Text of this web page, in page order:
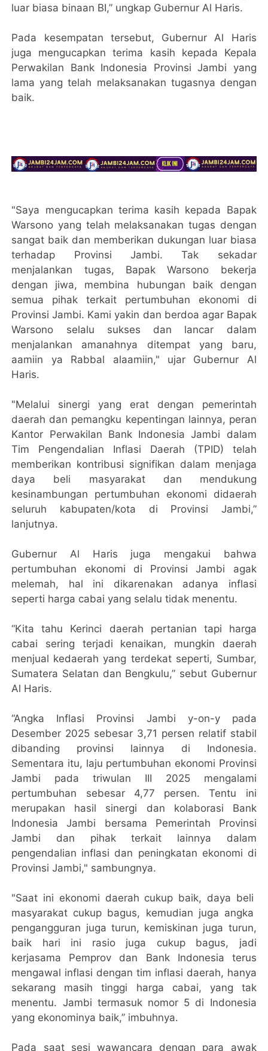
luar biasa binaan BI,” ungkap Gubernur Al Haris.
Pada kesempatan tersebut, Gubernur Al Haris
juga mengucapkan terima kasih kepada Kepala
Perwakilan Bank Indonesia Provinsi Jambi yang
lama yang telah melaksanakan tugasnya dengan
baik.
"Saya mengucapkan terima kasih kepada Bapak
Warsono yang telah melaksanakan tugas dengan
sangat baik dan memberikan dukungan luar biasa
terhadap Provinsi Jambi. Tak sekadar
menjalankan tugas, Bapak Warsono bekerja
dengan jiwa, membina hubungan baik dengan
semua pihak terkait pertumbuhan ekonomi di
Provinsi Jambi. Kami yakin dan berdoa agar Bapak
Warsono selalu sukses dan lancar dalam
menjalankan amanahnya ditempat yang baru,
aamiin ya Rabbal alaamiin," ujar Gubernur Al
Haris.
"Melalui sinergi yang erat dengan pemerintah
daerah dan pemangku kepentingan lainnya, peran
Kantor Perwakilan Bank Indonesia Jambi dalam
Tim Pengendalian Inflasi Daerah (TPID) telah
memberikan kontribusi signifikan dalam menjaga
daya beli masyarakat dan mendukung
kesinambungan pertumbuhan ekonomi didaerah
seluruh kabupaten/kota di Provinsi Jambi,”
lanjutnya.
Gubernur Al Haris juga mengakui bahwa
pertumbuhan ekonomi di Provinsi Jambi agak
melemah, hal ini dikarenakan adanya inflasi
seperti harga cabai yang selalu tidak menentu.
“Kita tahu Kerinci daerah pertanian tapi harga
cabai sering terjadi kenaikan, mungkin daerah
menjual kedaerah yang terdekat seperti, Sumbar,
Sumatera Selatan dan Bengkulu,” sebut Gubernur
Al Haris.
“Angka Inflasi Provinsi Jambi y-on-y pada
Desember 2025 sebesar 3,71 persen relatif stabil
dibanding provinsi lainnya di Indonesia.
Sementara itu, laju pertumbuhan ekonomi Provinsi
Jambi pada triwulan III 2025 mengalami
pertumbuhan sebesar 4,77 persen. Tentu ini
merupakan hasil sinergi dan kolaborasi Bank
Indonesia Jambi bersama Pemerintah Provinsi
Jambi dan pihak terkait lainnya dalam
pengendalian inflasi dan peningkatan ekonomi di
Provinsi Jambi," sambungnya.
"Saat ini ekonomi daerah cukup baik, daya beli
masyarakat cukup bagus, kemudian juga angka
pengangguran juga turun, kemiskinan juga turun,
baik hari ini rasio juga cukup bagus, jadi
kerjasama Pemprov dan Bank Indonesia terus
mengawal inflasi dengan tim inflasi daerah, hanya
sekarang masih tinggi harga cabai, yang tak
menentu. Jambi termasuk nomor 5 di Indonesia
yang ekonominya baik,” imbuhnya.
Pada saat sesi wawancara dengan para awak